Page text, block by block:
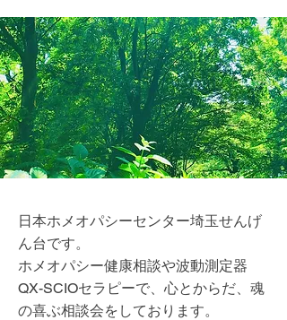
日本ホメオパシーセンター埼玉せんげ
ん台です。
ホメオパシー健康相談や波動測定器
QX-SCIOセラピーで、心とからだ、魂
の喜ぶ相談会をしております。